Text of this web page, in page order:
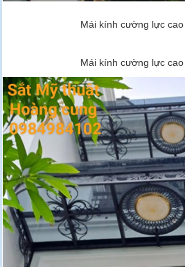
Mái kính cường lực
Mái kính cường lực